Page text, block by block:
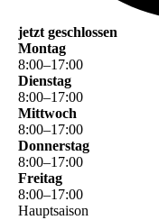
jetzt geschlossen
Montag
8:00–17:00
Dienstag
8:00–17:00
Mittwoch
8:00–17:00
Donnerstag
8:00–17:00
Freitag
8:00–17:00
Hauptsaison